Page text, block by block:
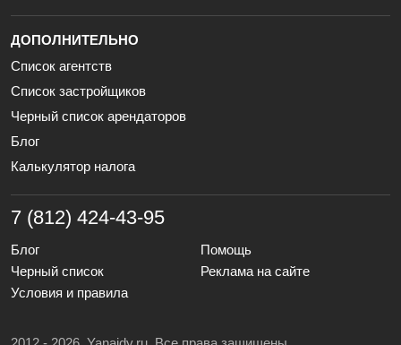
ДОПОЛНИТЕЛЬНО
Список агентств
Список застройщиков
Черный список арендаторов
Блог
Калькулятор налога
7 (812) 424-43-95
Блог
Помощь
Черный список
Реклама на сайте
Условия и правила